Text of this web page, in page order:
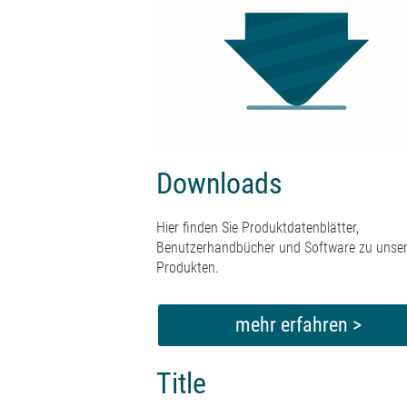
Downloads
Hier finden Sie Produktdatenblätter,
Benutzerhandbücher und Software zu
Produkten.
mehr erfahren >
Title